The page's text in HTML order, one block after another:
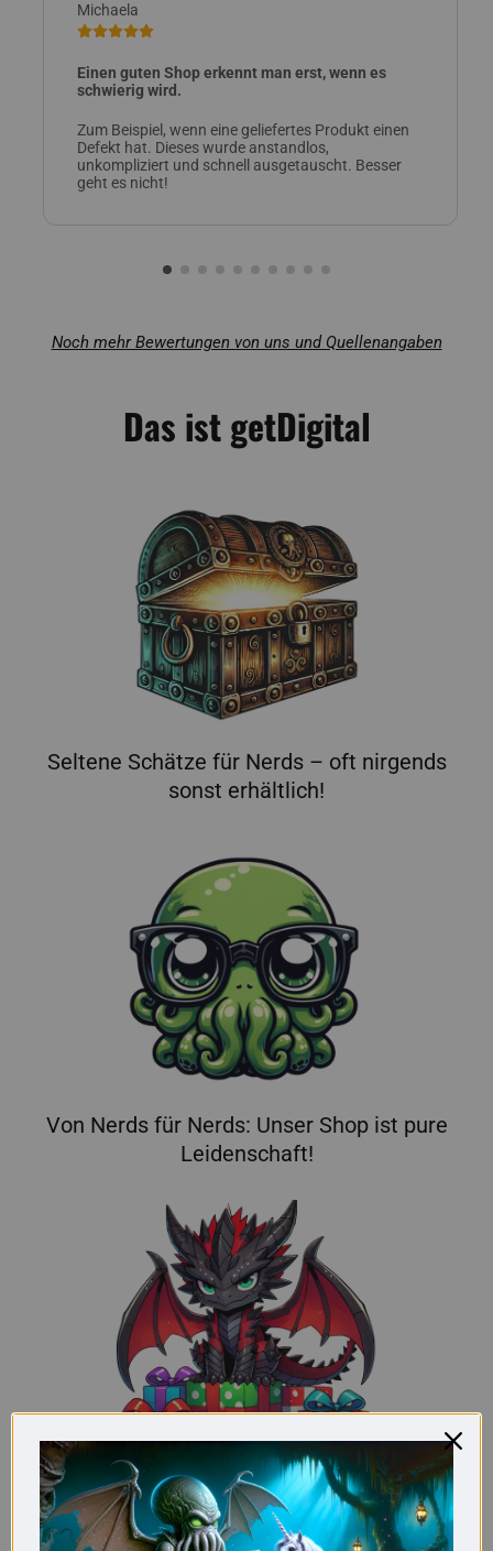
Michaela
Einen guten Shop erkennt man erst, wenn es
schwierig wird.
Zum Beispiel, wenn eine geliefertes Produkt einen
Defekt hat. Dieses wurde anstandlos,
unkompliziert und schnell ausgetauscht. Besser
geht es nicht!
Noch mehr Bewertungen von uns und Quellenangaben
Das ist getDigital
Seltene Schätze für Nerds – oft nirgends
sonst erhältlich!
Von Nerds für Nerds: Unser Shop ist pure
Leidenschaft!
Hier findest du wirklich originelle Geschenke
für Nerds.